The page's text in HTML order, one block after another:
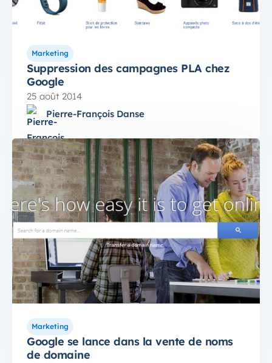
Marketing
Suppression des campagnes PLA chez
Google
25 août 2014
Pierre-François Danse
Marketing
Google se lance dans la vente de noms
de domaine